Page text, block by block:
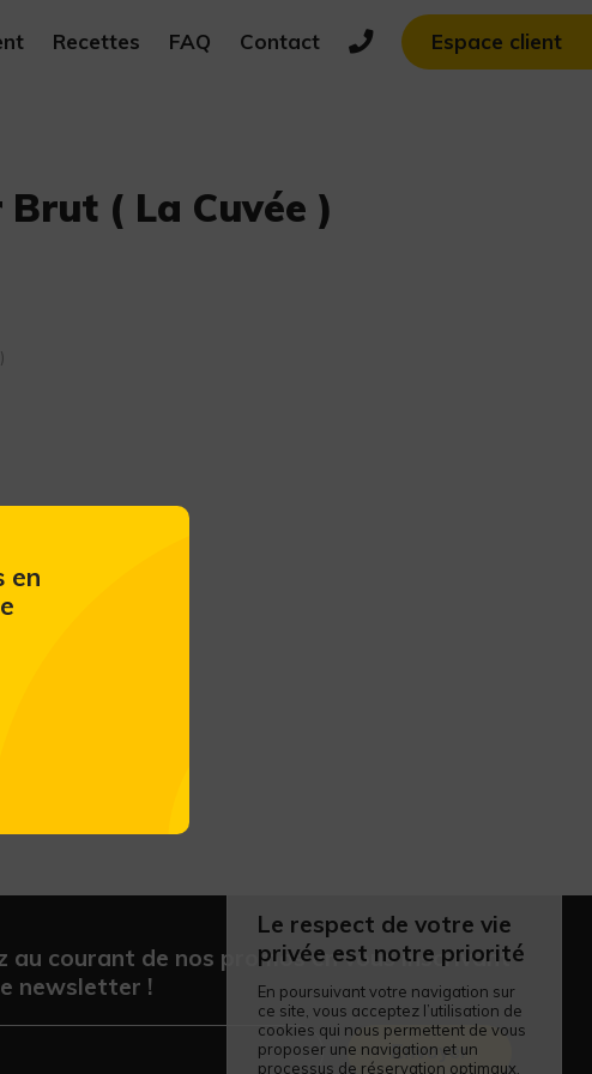
Recettes FAQ Contact Espace client
( La Cuvée )
au courant de nos promos en vous inscrivant
newsletter !
Envoyer
Le respect de votre vie
privée est notre priorité
En poursuivant votre navigation sur
ce site, vous acceptez l’utilisation de
cookies qui nous permettent de vous
proposer une navigation et un
processus de réservation optimaux.
en